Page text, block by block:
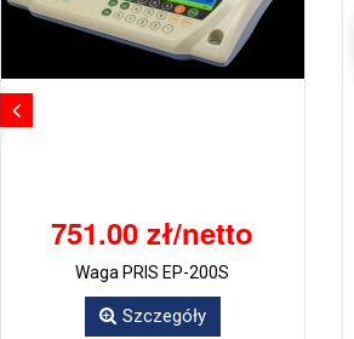
751.00 zł/netto
Waga PRIS EP-200S
Szczegóły